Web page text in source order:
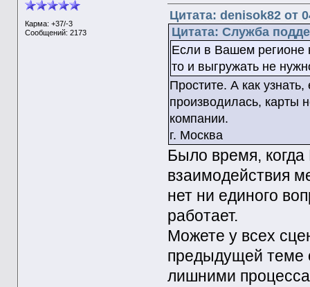
Карма: +37/-3
Сообщений: 2173
Цитата: denisok82 от
Цитата: Служба
Если в Вашем регионе
то и выгружать не
Простите. А как
производилась, карты
компании.
г. Москва
Было время,
взаимодействия
нет ни единого
работает.
Можете у всех
предыдущей теме
лишними